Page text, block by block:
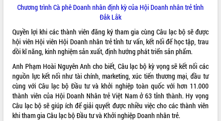
Lễ truy tặng danh hiệu “Bà Mẹ Việt
Nam Anh hùng” và trao Huân chương
Lao động
UBND tỉnh Đắk Lắk triển khai nhiệm
vụ 6 tháng cuối năm 2026
Kỳ họp thứ Hai, Hội đồng nhân dân
tỉnh khóa XI quyết nghị nhiều nội dung
quan trọng
Bí thư Tỉnh ủy Lương Nguyễn Minh
Triết thăm, tặng quà người có công với
cách mạng
ALBUM ẢNH
Chương trình Cà phê Doanh nhân định kỳ của Hội Doanh nhân trẻ tỉnh
Đắk Lắk
Quyền lợi khi các thành viên đăng ký tham gia cùng Câu lạc bộ sẽ được
hội viên Hội viên Hội Doanh nhân trẻ tỉnh tư vấn, kết nối để học tập, trau
dồi kĩ năng, kinh nghiệm sản xuất, định hướng phát triển sản phẩm.
Anh Phạm Hoài Nguyên Anh cho biết, Câu lạc bộ kỳ vọng sẽ kết nối các
nguồn lực kết nối như tài chính, marketing, xúc tiến thương mại, đầu tư
cùng với Câu lạc bộ Đầu tư và khởi nghiệp toàn quốc với hơn 11.000
thành viên của Hội Doanh Nhân trẻ Việt Nam ở 63 tỉnh thành. Hy vọng
Câu lạc bộ sẽ giúp ích để giải quyết được nhiều việc cho các thành viên
khi tham gia Câu lạc bộ Đầu tư và Khởi nghiệp Doanh nhân trẻ.